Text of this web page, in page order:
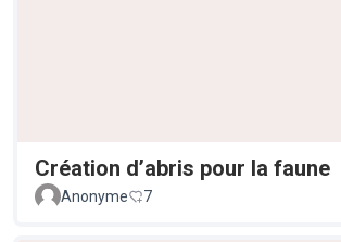
Création d’abris pour la faune
Anonyme
7